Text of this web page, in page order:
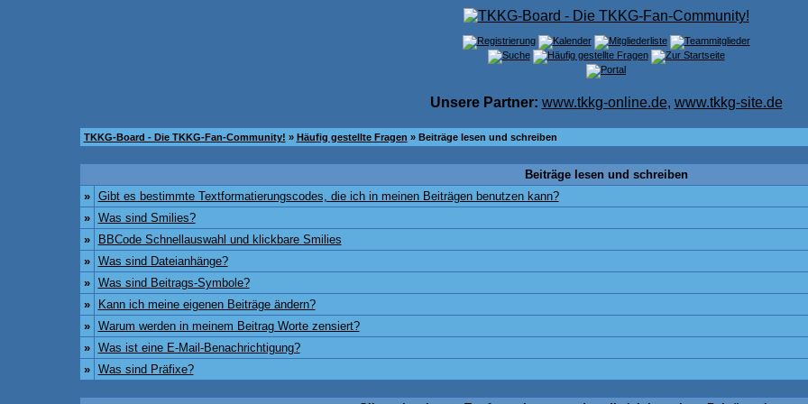
Unsere Partner: www.tkkg-online.de, www.tkkg-site.de
TKKG-Board - Die TKKG-Fan-Community! » Häufig gestellte Fragen » Beiträge lesen und schreiben
Beiträge lesen und schreiben
»
Gibt es bestimmte Textformatierungscodes, die ich in meinen Beiträgen benutzen kann?
»
Was sind Smilies?
»
BBCode Schnellauswahl und klickbare Smilies
»
Was sind Dateianhänge?
»
Was sind Beitrags-Symbole?
»
Kann ich meine eigenen Beiträge ändern?
»
Warum werden in meinem Beitrag Worte zensiert?
»
Was ist eine E-Mail-Benachrichtigung?
»
Was sind Präfixe?